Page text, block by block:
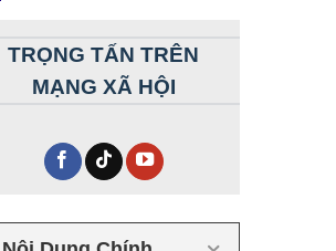
TRỌNG TẤN TRÊN
MẠNG XÃ HỘI